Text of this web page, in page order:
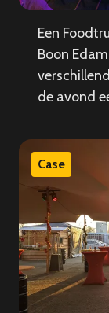
Een
Boon
de avond
Case